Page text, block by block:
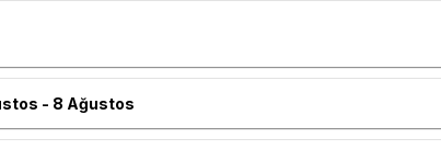
- 8 Ağustos